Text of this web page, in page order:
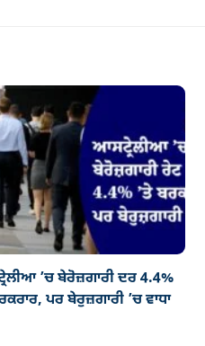
’ਚ ਬੇਰੋਜ਼ਗਾਰੀ ਦਰ 4.4%
ਪਰ ਬੇਰੁਜ਼ਗਾਰੀ ’ਚ ਵਾਧਾ